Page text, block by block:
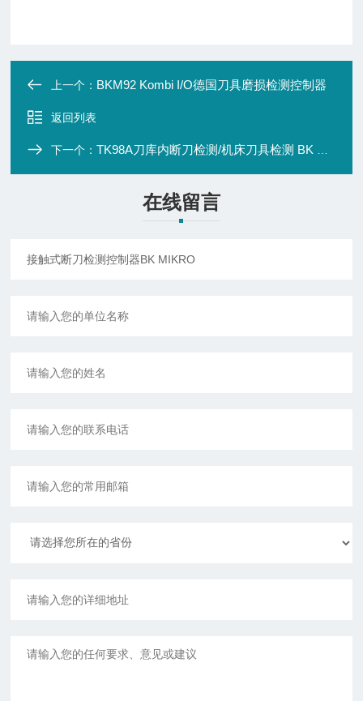
上一个： BKM92 Kombi I/O德国刀具磨损检测控制器
返回列表
下一个：TK98A刀库内断刀检测/机床刀具检测 BK Mikro
在线留言